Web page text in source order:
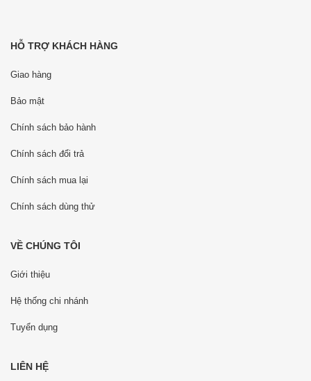
HỖ TRỢ KHÁCH HÀNG
Giao hàng
Bảo mật
Chính sách bảo hành
Chính sách đổi trả
Chính sách mua lại
Chính sách dùng thử
VỀ CHÚNG TÔI
Giới thiệu
Hệ thống chi nhánh
Tuyển dụng
LIÊN HỆ